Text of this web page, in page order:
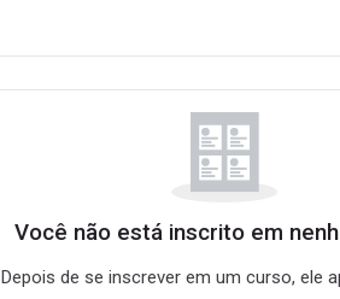
Você não está inscrito em
Depois de se inscrever em um curso, ele